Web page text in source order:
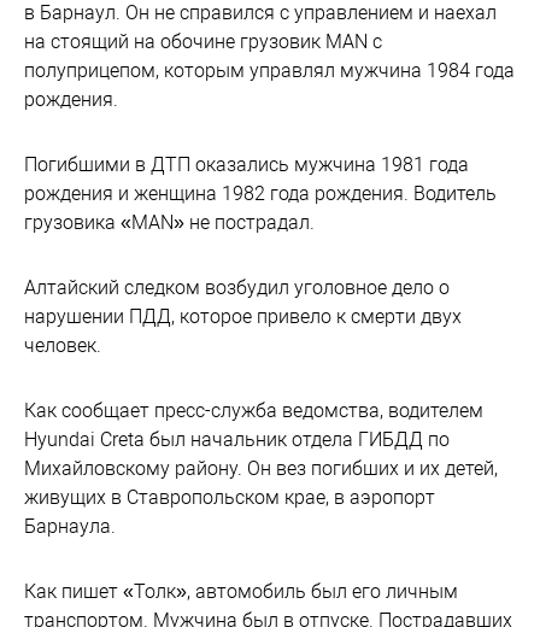
в Барнаул. Он не справился с управлением и наехал
на стоящий на обочине грузовик MAN с
полуприцепом, которым управлял мужчина 1984 года
рождения.
Погибшими в ДТП оказались мужчина 1981 года
рождения и женщина 1982 года рождения. Водитель
грузовика «MAN» не пострадал.
Алтайский следком возбудил уголовное дело о
нарушении ПДД, которое привело к смерти двух
человек.
Как сообщает пресс-служба ведомства, водителем
Hyundai Creta был начальник отдела ГИБДД по
Михайловскому району. Он вез погибших и их детей,
живущих в Ставропольском крае, в аэропорт
Барнаула.
Как пишет «Толк», автомобиль был его личным
транспортом. Мужчина был в отпуске. Пострадавших